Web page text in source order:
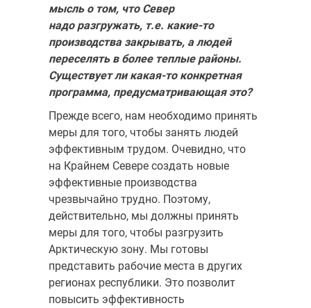
мысль о том, что Север
надо разгружать, т.е. какие-то
производства закрывать, а людей
переселять в более теплые районы.
Существует ли какая-то конкретная
программа, предусматривающая это?
Прежде всего, нам необходимо принять
меры для того, чтобы занять людей
эффективным трудом. Очевидно, что
на Крайнем Севере создать новые
эффективные производства
чрезвычайно трудно. Поэтому,
действительно, мы должны принять
меры для того, чтобы разгрузить
Арктическую зону. Мы готовы
представить рабочие места в других
регионах республики. Это позволит
повысить эффективность